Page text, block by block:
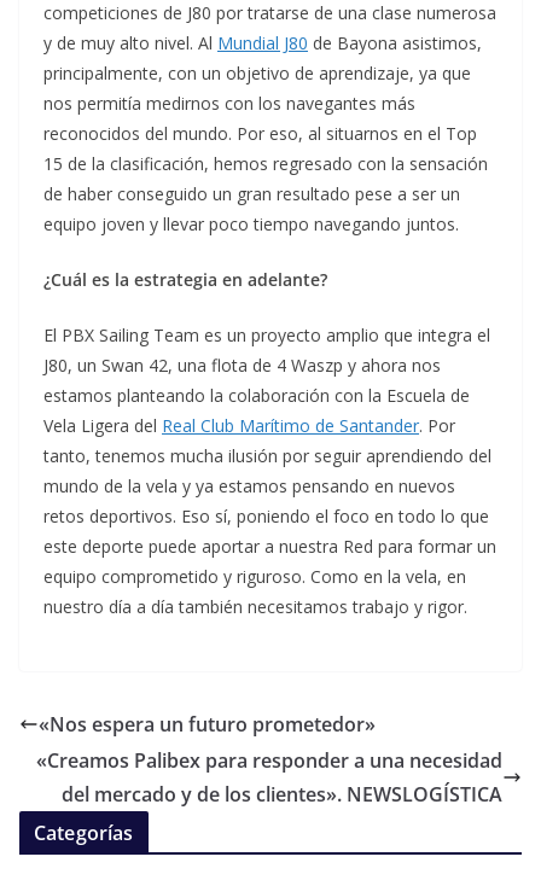
competiciones de J80 por tratarse de una clase numerosa
y de muy alto nivel. Al Mundial J80 de Bayona asistimos,
principalmente, con un objetivo de aprendizaje, ya que
nos permitía medirnos con los navegantes más
reconocidos del mundo. Por eso, al situarnos en el Top
15 de la clasificación, hemos regresado con la sensación
de haber conseguido un gran resultado pese a ser un
equipo joven y llevar poco tiempo navegando juntos.
¿Cuál es la estrategia en adelante?
El PBX Sailing Team es un proyecto amplio que integra el
J80, un Swan 42, una flota de 4 Waszp y ahora nos
estamos planteando la colaboración con la Escuela de
Vela Ligera del Real Club Marítimo de Santander. Por
tanto, tenemos mucha ilusión por seguir aprendiendo del
mundo de la vela y ya estamos pensando en nuevos
retos deportivos. Eso sí, poniendo el foco en todo lo que
este deporte puede aportar a nuestra Red para formar un
equipo comprometido y riguroso. Como en la vela, en
nuestro día a día también necesitamos trabajo y rigor.
«Nos espera un futuro prometedor»
«Creamos Palibex para responder a una necesidad
del mercado y de los clientes». NEWSLOGÍSTICA
Categorías